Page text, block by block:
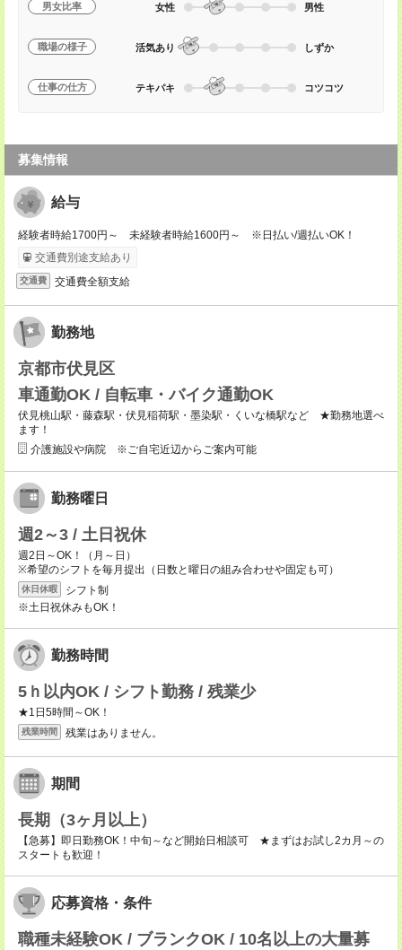
男女比率 女性 男性
職場の様子 活気あり しずか
仕事の仕方 テキパキ コツコツ
募集情報
給与
経験者時給1700円～ 未経験者時給1600円～ ※日払い/週払いOK！
交通費別途支給あり
交通費 交通費全額支給
勤務地
京都市伏見区
車通勤OK / 自転車・バイク通勤OK
伏見桃山駅・藤森駅・伏見稲荷駅・墨染駅・くいな橋駅など ★勤務地選べ
ます！
介護施設や病院 ※ご自宅近辺からご案内可能
勤務曜日
週2～3 / 土日祝休
週2日～OK！（月～日）
※希望のシフトを毎月提出（日数と曜日の組み合わせや固定も可）
休日休暇
シフト制
※土日祝休みもOK！
勤務時間
5ｈ以内OK / シフト勤務 / 残業少
★1日5時間～OK！
残業時間 残業はありません。
期間
長期（3ヶ月以上）
【急募】即日勤務OK！中旬～など開始日相談可 ★まずはお試し2カ月～の
スタートも歓迎！
応募資格・条件
職種未経験OK / ブランクOK / 10名以上の大量募